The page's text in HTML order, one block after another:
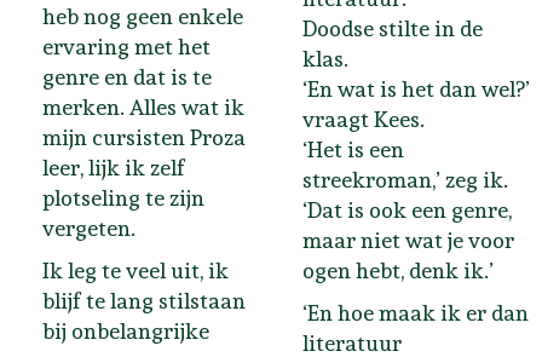
heb nog geen enkele
ervaring met het
genre en dat is te
merken. Alles wat ik
mijn cursisten Proza
leer, lijk ik zelf
plotseling te zijn
vergeten.
Ik leg te veel uit, ik
blijf te lang stilstaan
bij onbelangrijke
Doodse stilte in de
klas.
‘En wat is het dan wel?’
vraagt Kees.
‘Het is een
streekroman,’ zeg ik.
‘Dat is ook een genre,
maar niet wat je voor
ogen hebt, denk ik.’
‘En hoe maak ik er dan
literatuur